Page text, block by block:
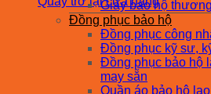
Giày bảo hộ
Đồng phục bảo hộ
Đồng phục công
Đồng phục kỹ sư,
Đồng phục bảo hộ
may sẵn
Quần áo bảo hộ